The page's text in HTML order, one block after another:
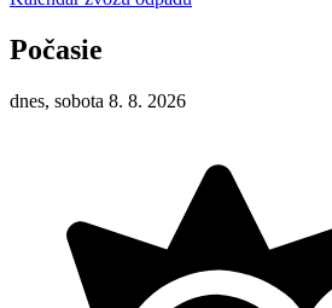
Počasie
dnes, sobota 8. 8. 2026